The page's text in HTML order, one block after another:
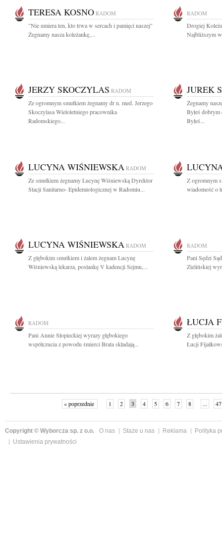
TERESA KOSNO RADOM
"Nie umiera ten, kto trwa w sercach i pamięci naszej"
Żegnamy nasza koleżankę,...
RADOM
Drogiej
Najbliższym
JERZY SKOCZYLAS RADOM
Ze ogromnym smutkiem żegnamy dr n. med. Jerzego
Skoczylasa Wieloletniego pracownika
Radomskiego...
JUREK
Żegnamy
Byłeś
Byłeś...
LUCYNA WIŚNIEWSKA RADOM
Ze smutkiem żegnamy Lucynę Wiśniewską Dyrektor
Stacji Sanitarno- Epidemiologicznej w Radomiu...
Z ogromnym
wiadomość o
LUCYNA WIŚNIEWSKA RADOM
Z głębokim smutkiem i żalem żegnam Lucynę
Wiśniewską lekarza, posłankę V kadencji Sejmu,...
RADOM
Pani Sędzi
Zielińskiej
RADOM
Pani Annie Słopieckiej wyrazy głębokiego
współczucia z powodu śmierci Brata składają...
ŁUCJA
Z głębokim
Łucji
« poprzednie 1 2 3 4 5 6 7 8 ... 47
Copyright © Wyborcza sp. z o.o. O nas Staże u nas Reklama
Polityka
Ustawienia prywatności